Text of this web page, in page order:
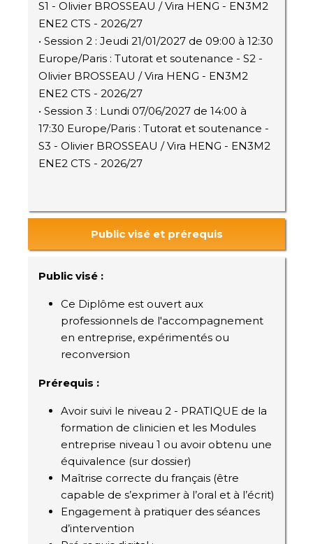
S1 - Olivier BROSSEAU / Vira HENG - EN3M2
ENE2 CTS - 2026/27
• Session 2 : Jeudi 21/01/2027 de 09:00 à 12:30
Europe/Paris : Tutorat et soutenance - S2 -
Olivier BROSSEAU / Vira HENG - EN3M2
ENE2 CTS - 2026/27
• Session 3 : Lundi 07/06/2027 de 14:00 à
17:30 Europe/Paris : Tutorat et soutenance -
S3 - Olivier BROSSEAU / Vira HENG - EN3M2
ENE2 CTS - 2026/27
Public visé et prérequis
Public visé :
Ce Diplôme est ouvert aux
professionnels de l'accompagnement
en entreprise, expérimentés ou
reconversion
Prérequis :
Avoir suivi le niveau 2 - PRATIQUE de la
formation de clinicien et les Modules
entreprise niveau 1 ou avoir obtenu une
équivalence (sur dossier)
Maîtrise correcte du français (être
capable de s’exprimer à l’oral et à l’écrit)
Engagement à pratiquer des séances
d’intervention